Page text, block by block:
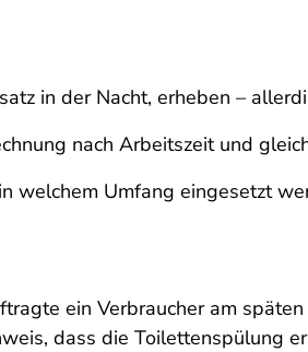
in der Nacht, erheben –
nach Arbeitszeit und
welchem Umfang eingesetzt
ein Verbraucher am
dass die Toilettenspülung